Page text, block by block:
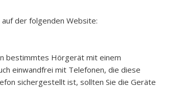
der folgenden Website:
bestimmtes Hörgerät mit einem
einwandfrei mit Telefonen, die diese
sichergestellt ist, sollten Sie die Geräte